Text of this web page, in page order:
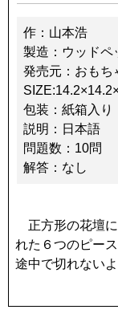
作：山本浩
製造：ウッドペ
発売元：おもち
包装：紙箱入り
説明：日本語
問題数：10問
解答：なし
正方形の花壇に
れた６つのピー
途中で切れない